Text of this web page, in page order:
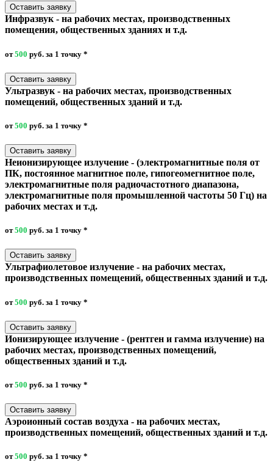
Оставить заявку
Инфразвук - на рабочих местах, производственных
помещения, общественных зданиях и т.д.
от500 руб. за 1 точку *
Оставить заявку
Ультразвук - на рабочих местах, производственных
помещений, общественных зданий и т.д.
от500 руб. за 1 точку *
Оставить заявку
Неионизирующее излучение - (электромагнитные поля от
ПК, постоянное магнитное поле, гипогеомегнитное поле,
электромагнитные поля радиочастотного диапазона,
электромагнитные поля промышленной частоты 50 Гц) на
рабочих местах и т.д.
от500 руб. за 1 точку *
Оставить заявку
Ультрафиолетовое излучение - на рабочих местах,
производственных помещений, общественных зданий и т.д.
от500 руб. за 1 точку *
Оставить заявку
Ионизирующее излучение - (рентген и гамма излучение) на
рабочих местах, производственных помещений,
общественных зданий и т.д.
от500 руб. за 1 точку *
Оставить заявку
Аэроионный состав воздуха - на рабочих местах,
производственных помещений, общественных зданий и т.д.
от500 руб. за 1 точку *